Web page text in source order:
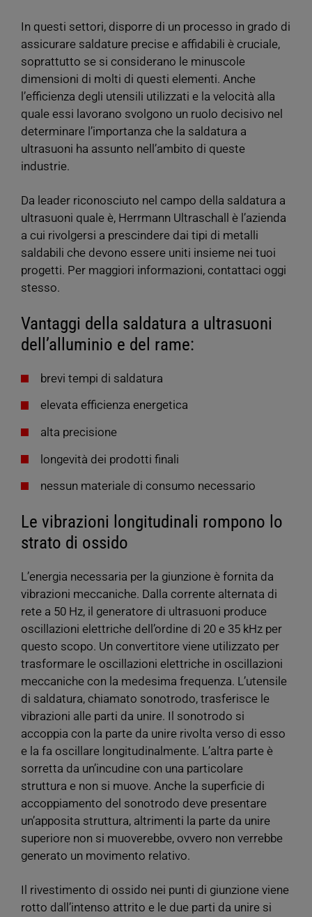
In questi settori, disporre di un processo in grado di
assicurare saldature precise e affidabili è cruciale,
soprattutto se si considerano le minuscole
dimensioni di molti di questi elementi. Anche
l’efficienza degli utensili utilizzati e la velocità alla
quale essi lavorano svolgono un ruolo decisivo nel
determinare l’importanza che la saldatura a
ultrasuoni ha assunto nell’ambito di queste
industrie.
Da leader riconosciuto nel campo della saldatura a
ultrasuoni quale è, Herrmann Ultraschall è l’azienda
a cui rivolgersi a prescindere dai tipi di metalli
saldabili che devono essere uniti insieme nei tuoi
progetti. Per maggiori informazioni, contattaci oggi
stesso.
Vantaggi della saldatura a ultrasuoni
dell’alluminio e del rame:
brevi tempi di saldatura
elevata efficienza energetica
alta precisione
longevità dei prodotti finali
nessun materiale di consumo necessario
Le vibrazioni longitudinali rompono lo
strato di ossido
L’energia necessaria per la giunzione è fornita da
vibrazioni meccaniche. Dalla corrente alternata di
rete a 50 Hz, il generatore di ultrasuoni produce
oscillazioni elettriche dell’ordine di 20 e 35 kHz per
questo scopo. Un convertitore viene utilizzato per
trasformare le oscillazioni elettriche in oscillazioni
meccaniche con la medesima frequenza. L’utensile
di saldatura, chiamato sonotrodo, trasferisce le
vibrazioni alle parti da unire. Il sonotrodo si
accoppia con la parte da unire rivolta verso di esso
e la fa oscillare longitudinalmente. L’altra parte è
sorretta da un’incudine con una particolare
struttura e non si muove. Anche la superficie di
accoppiamento del sonotrodo deve presentare
un’apposita struttura, altrimenti la parte da unire
superiore non si muoverebbe, ovvero non verrebbe
generato un movimento relativo.
Il rivestimento di ossido nei punti di giunzione viene
rotto dall’intenso attrito e le due parti da unire si